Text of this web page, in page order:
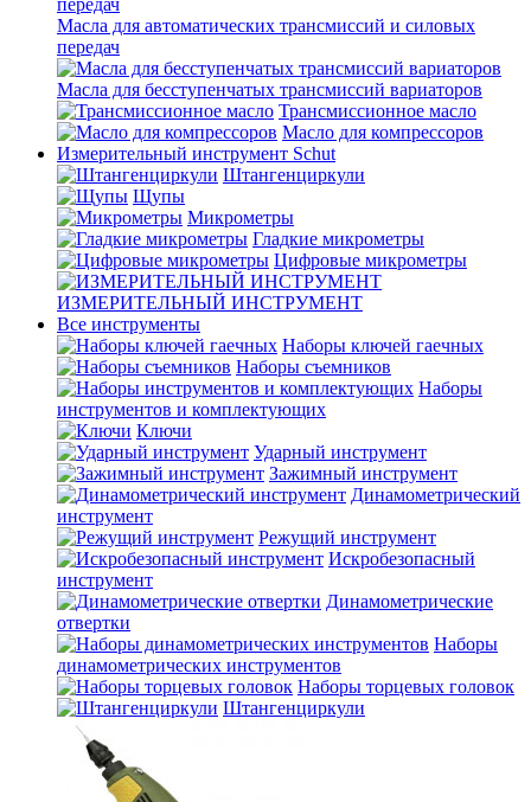
Масла для автоматических трансмиссий и силовых
передач
Масла для бесступенчатых трансмиссий вариаторов
Трансмиссионное масло
Масло для компрессоров
Измерительный инструмент Schut
Штангенциркули
Щупы
Микрометры
Гладкие микрометры
Цифровые микрометры
ИЗМЕРИТЕЛЬНЫЙ ИНСТРУМЕНТ
Все инструменты
Наборы ключей гаечных
Наборы съемников
Наборы
инструментов и комплектующих
Ключи
Ударный инструмент
Зажимный инструмент
Динамометрический
инструмент
Режущий инструмент
Искробезопасный
инструмент
Динамометрические
отвертки
Наборы
динамометрических инструментов
Наборы торцевых головок
Штангенциркули